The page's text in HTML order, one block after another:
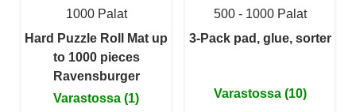
1000 Palat
Hard Puzzle Roll Mat up
to 1000 pieces
Ravensburger
Varastossa (1)
500 - 1000 Palat
3-Pack pad, glue, sorter
Varastossa (10)